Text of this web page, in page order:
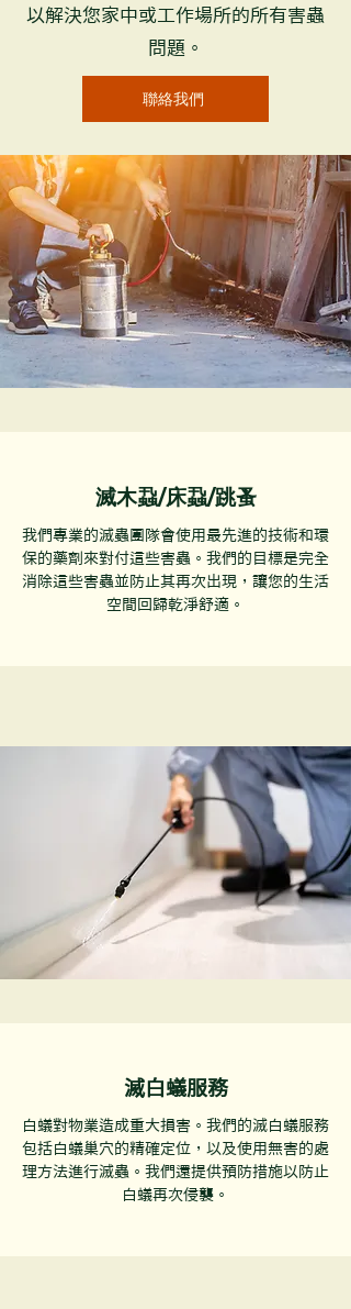
以解決您家中或工作場所的所有害蟲
問題。
聯絡我們
滅木蝨/床蝨/跳蚤
我們專業的滅蟲團隊會使用最先進的技術和環
保的藥劑來對付這些害蟲。我們的目標是完全
消除這些害蟲並防止其再次出現，讓您的生活
空間回歸乾淨舒適。
滅白蟻服務
白蟻對物業造成重大損害。我們的滅白蟻服務
包括白蟻巢穴的精確定位，以及使用無害的處
理方法進行滅蟲。我們還提供預防措施以防止
白蟻再次侵襲。